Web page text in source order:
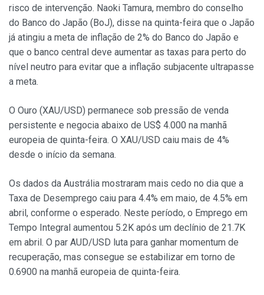
risco de intervenção. Naoki Tamura, membro do conselho
do Banco do Japão (BoJ), disse na quinta-feira que o Japão
já atingiu a meta de inflação de 2% do Banco do Japão e
que o banco central deve aumentar as taxas para perto do
nível neutro para evitar que a inflação subjacente ultrapasse
a meta.
O Ouro (XAU/USD) permanece sob pressão de venda
persistente e negocia abaixo de US$ 4.000 na manhã
europeia de quinta-feira. O XAU/USD caiu mais de 4%
desde o início da semana.
Os dados da Austrália mostraram mais cedo no dia que a
Taxa de Desemprego caiu para 4.4% em maio, de 4.5% em
abril, conforme o esperado. Neste período, o Emprego em
Tempo Integral aumentou 5.2K após um declínio de 21.7K
em abril. O par AUD/USD luta para ganhar momentum de
recuperação, mas consegue se estabilizar em torno de
0.6900 na manhã europeia de quinta-feira.